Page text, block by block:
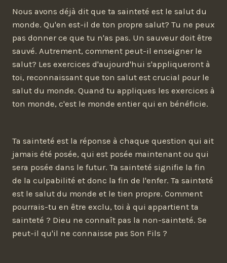
Nous avons déjà dit que ta sainteté est le salut du
monde. Qu'en est-il de ton propre salut? Tu ne peux
pas donner ce que tu n'as pas. Un sauveur doit être
sauvé. Autrement, comment peut-il enseigner le
salut? Les exercices d'aujourd'hui s'appliqueront à
toi, reconnaissant que ton salut est crucial pour le
salut du monde. Quand tu appliques les exercices à
ton monde, c'est le monde entier qui en bénéficie.
Ta sainteté est la réponse à chaque question qui ait
jamais été posée, qui est posée maintenant ou qui
sera posée dans le futur. Ta sainteté signifie la fin
de la culpabilité et donc la fin de l'enfer. Ta sainteté
est le salut du monde et le tien propre. Comment
pourrais-tu en être exclu, toi à qui appartient ta
sainteté ? Dieu ne connaît pas la non-sainteté. Se
peut-il qu'il ne connaisse pas Son Fils ?